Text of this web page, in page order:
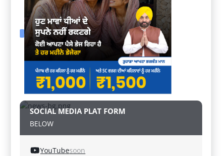
SOCIAL MEDIA PLAT FORM
BELOW
YouTubesoon